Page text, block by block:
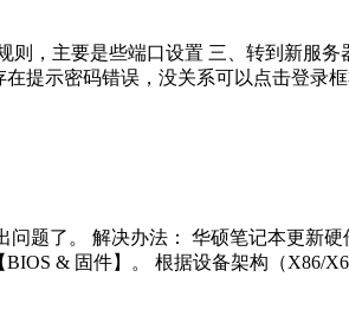
则，主要是些端口设置 三、转到新服务
提示密码错误，没关系可以点击登录
题了。 解决办法： 华硕笔记本更新硬
& 固件】。 根据设备架构（X86/